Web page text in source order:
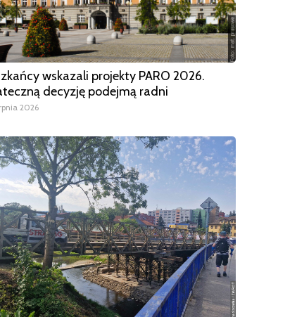
wskazali projekty PARO 2026.
decyzję podejmą radni
2026